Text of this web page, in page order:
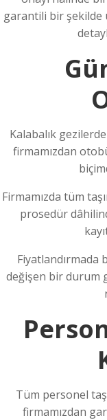
garantili bir şekilde
Kalabalık
firmamızdan
Firmamızda tüm
prosedür
Fiyatlandırmada
değişen bir durum
Tüm personel
firmamızdan